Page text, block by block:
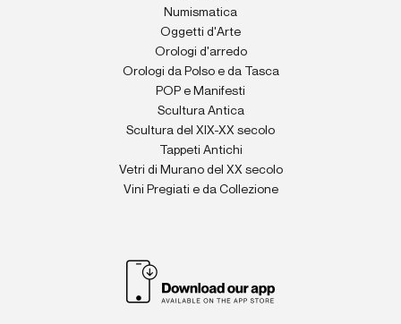
Numismatica
Oggetti d'Arte
Orologi d'arredo
Orologi da Polso e da Tasca
POP e Manifesti
Scultura Antica
Scultura del XIX-XX secolo
Tappeti Antichi
Vetri di Murano del XX secolo
Vini Pregiati e da Collezione